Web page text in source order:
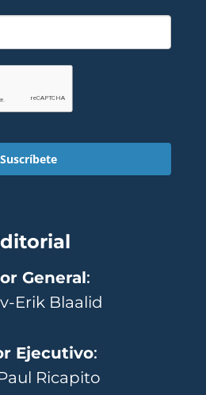
Suscríbete
General:
Erik Blaalid
Ejecutivo:
Ricapito